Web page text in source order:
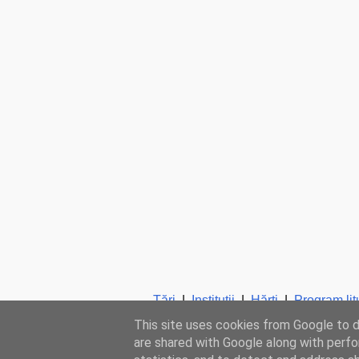
Ţări|Instituţii|Hărţi|Program
This site uses cookies from Google to
are shared with Google along with